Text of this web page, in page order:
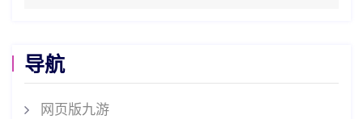
导航
网页版九游